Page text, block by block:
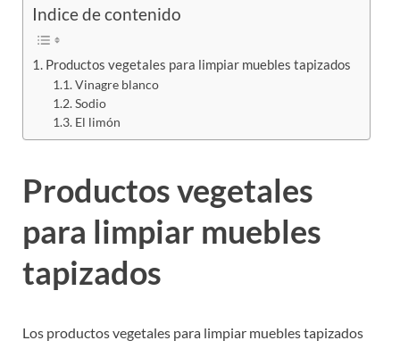
Indice de contenido
Productos vegetales para limpiar muebles tapizados
Vinagre blanco
Sodio
El limón
Productos vegetales
para limpiar muebles
tapizados
Los productos vegetales para limpiar muebles tapizados